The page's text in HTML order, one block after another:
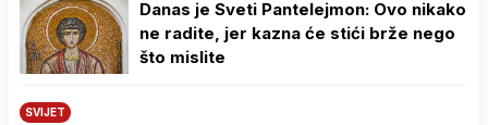
Danas je Sveti Pantelejmon: Ovo nikako
ne radite, jer kazna će stići brže nego
što mislite
SVIJET